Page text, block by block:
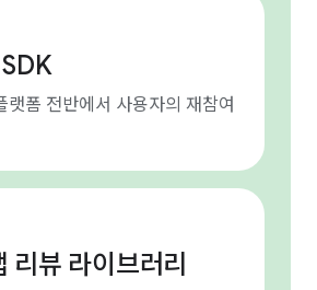
랫폼 전반에서 사용자의 재참여
리뷰 라이브러리